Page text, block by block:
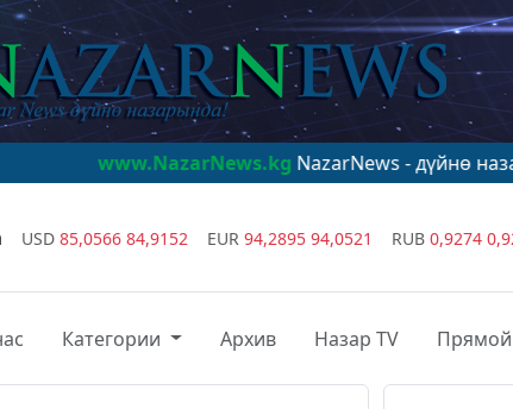
NazarNews - дүйнө назарында!
USD 85,0566 84,9152 EUR 94,2895 94,0521 RUB 0,9274
Категории Архив Назар TV